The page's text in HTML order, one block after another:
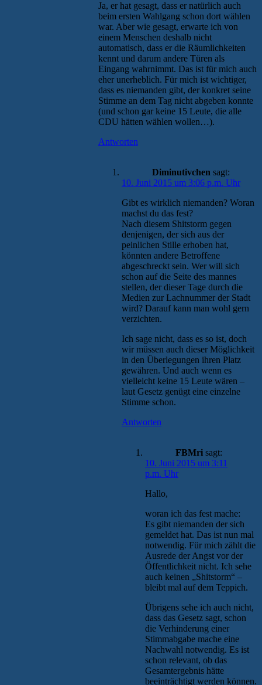
Ja, er hat gesagt, dass er natürlich auch
beim ersten Wahlgang schon dort wählen
war. Aber wie gesagt, erwarte ich von
einem Menschen deshalb nicht
automatisch, dass er die Räumlichkeiten
kennt und darum andere Türen als
Eingang wahrnimmt. Das ist für mich auch
eher unerheblich. Für mich ist wichtiger,
dass es niemanden gibt, der konkret seine
Stimme an dem Tag nicht abgeben konnte
(und schon gar keine 15 Leute, die alle
CDU hätten wählen wollen…).
Antworten
Diminutivchen sagt:
10. Juni 2015 um 3:06 p.m. Uhr
Gibt es wirklich niemanden? Woran
machst du das fest?
Nach diesem Shitstorm gegen
denjenigen, der sich aus der
peinlichen Stille erhoben hat,
könnten andere Betroffene
abgeschreckt sein. Wer will sich
schon auf die Seite des mannes
stellen, der dieser Tage durch die
Medien zur Lachnummer der Stadt
wird? Darauf kann man wohl gern
verzichten.
Ich sage nicht, dass es so ist, doch
wir müssen auch dieser Möglichkeit
in den Überlegungen ihren Platz
gewähren. Und auch wenn es
vielleicht keine 15 Leute wären –
laut Gesetz genügt eine einzelne
Stimme schon.
Antworten
FBMri sagt:
10. Juni 2015 um 3:11
p.m. Uhr
Hallo,
woran ich das fest mache:
Es gibt niemanden der sich
gemeldet hat. Das ist nun mal
notwendig. Für mich zählt die
Ausrede der Angst vor der
Öffentlichkeit nicht. Ich sehe
auch keinen „Shitstorm“ –
bleibt mal auf dem Teppich.
Übrigens sehe ich auch nicht,
dass das Gesetz sagt, schon
die Verhinderung einer
Stimmabgabe mache eine
Nachwahl notwendig. Es ist
schon relevant, ob das
Gesamtergebnis hätte
beeinträchtigt werden können.